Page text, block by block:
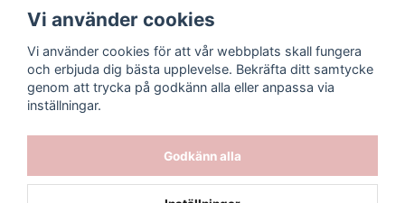
Registrera dig
Glömt lösenord?
kontakt@missfancy.se
Vi använder cookies
Vi använder cookies för att vår webbplats skall fungera
och erbjuda dig bästa upplevelse. Bekräfta ditt samtycke
genom att trycka på godkänn alla eller anpassa via
inställningar.
Godkänn alla